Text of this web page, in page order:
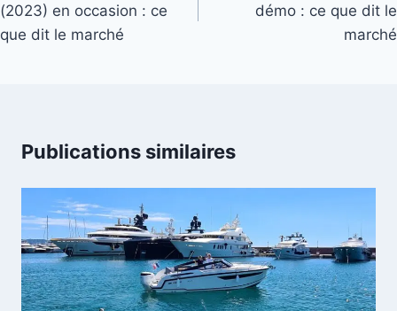
l’article
(2023) en occasion : ce
que dit le marché
démo : ce que dit le
marché
Publications similaires